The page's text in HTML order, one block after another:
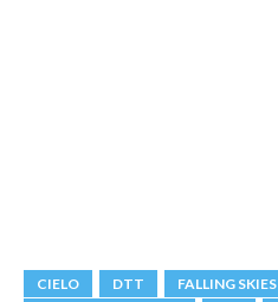
CIELO DTT FALLING SKIES